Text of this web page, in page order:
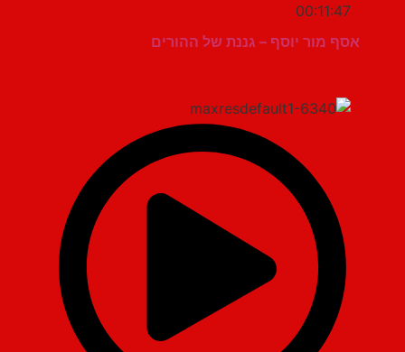
00:11:47
אסף מור יוסף – גננת של ההורים